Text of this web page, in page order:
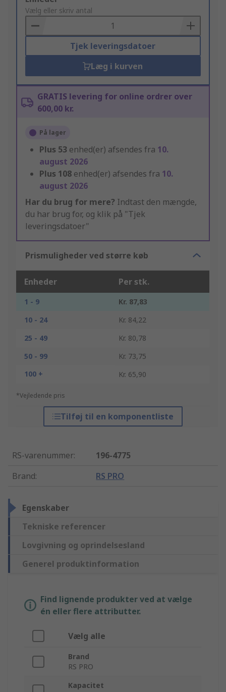
to
Basket
Vælg eller skriv antal
Tjek leveringsdatoer
Læg i kurven
GRATIS levering for online ordrer over
600,00 kr.
På lager
Plus 53 enhed(er) afsendes fra 10.
august 2026
Plus 108 enhed(er) afsendes fra 10.
august 2026
Har du brug for mere? Indtast den mængde,
du har brug for, og klik på "Tjek
leveringsdatoer"
Prismuligheder ved større køb
Enheder Per stk.
1 - 9
Kr. 87,83
10 - 24
Kr. 84,22
25 - 49
Kr. 80,78
50 - 99
Kr. 73,75
100 +
Kr. 65,90
*Vejledende pris
Tilføj til en komponentliste
RS-varenummer:
196-4775
Brand: RS PRO
Egenskaber
Tekniske referencer
Lovgivning og oprindelsesland
Generel produktinformation
Find lignende produkter ved at vælge
én eller flere attributter.
Vælg alle
Brand
RS PRO
Kapacitet